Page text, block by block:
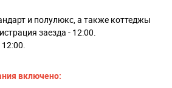
и полулюкс, а также коттеджы
заезда - 12:00.
включено: